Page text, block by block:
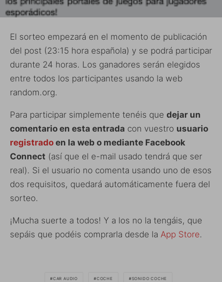
El sorteo empezará en el momento de publicación
del post (23:15 hora española) y se podrá participar
durante 24 horas. Los ganadores serán elegidos
entre todos los participantes usando la web
random.org.
Para participar simplemente tenéis que dejar un
comentario en esta entrada con vuestro usuario
registrado en la web o mediante Facebook
Connect (así que el e-mail usado tendrá que ser
real). Si el usuario no comenta usando uno de esos
dos requisitos, quedará automáticamente fuera del
sorteo.
¡Mucha suerte a todos! Y a los no la tengáis, que
sepáis que podéis comprarla desde la App Store.
CAR AUDIO COCHE SONIDO COCHE